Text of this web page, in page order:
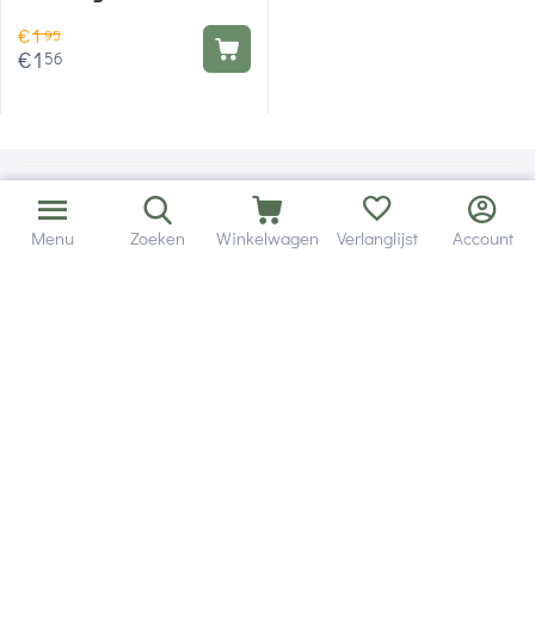
€195
€1 56
Menu Zoeken Winkelwagen Verlanglijst Account